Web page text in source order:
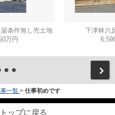
条件無し売土地
万円
下津林六
一覧 > 仕事初めです
ップに戻る